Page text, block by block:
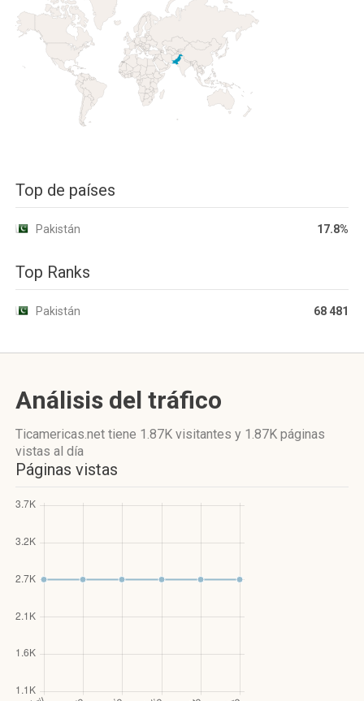
Top de países
Pakistán 17.8%
Top Ranks
Pakistán 68 481
Análisis del tráfico
Ticamericas.net tiene 1.87K visitantes y 1.87K páginas
vistas al día
Páginas vistas